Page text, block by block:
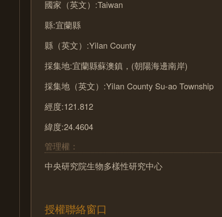
國家（英文）:Taiwan
縣:宜蘭縣
縣（英文）:Yilan County
採集地:宜蘭縣蘇澳鎮，(朝陽海邊南岸)
採集地（英文）:Yilan County Su-ao Township
經度:121.812
緯度:24.4604
管理權：
中央研究院生物多樣性研究中心
授權聯絡窗口